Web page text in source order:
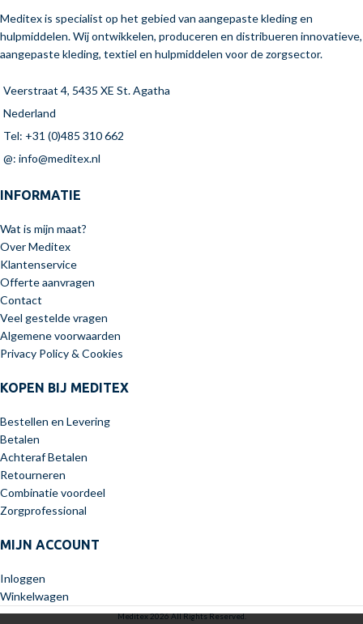
Meditex is specialist op het gebied van aangepaste kleding en
hulpmiddelen. Wij ontwikkelen, produceren en distribueren innovatieve,
aangepaste kleding, textiel en hulpmiddelen voor de zorgsector.
Veerstraat 4, 5435 XE St. Agatha
Nederland
Tel: +31 (0)485 310 662
@: info@meditex.nl
INFORMATIE
Wat is mijn maat?
Over Meditex
Klantenservice
Offerte aanvragen
Contact
Veel gestelde vragen
Algemene voorwaarden
Privacy Policy & Cookies
KOPEN BIJ MEDITEX
Bestellen en Levering
Betalen
Achteraf Betalen
Retourneren
Combinatie voordeel
Zorgprofessional
MIJN ACCOUNT
Inloggen
Winkelwagen
Meditex 2026 All Rights Reserved.